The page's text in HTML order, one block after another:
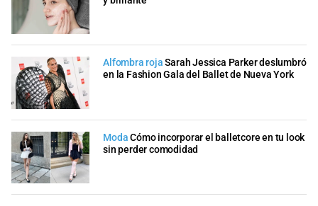
Alfombra roja Sarah Jessica Parker deslumbró
en la Fashion Gala del Ballet de Nueva York
ModaCómo incorporar el balletcore en tu look
sin perder comodidad